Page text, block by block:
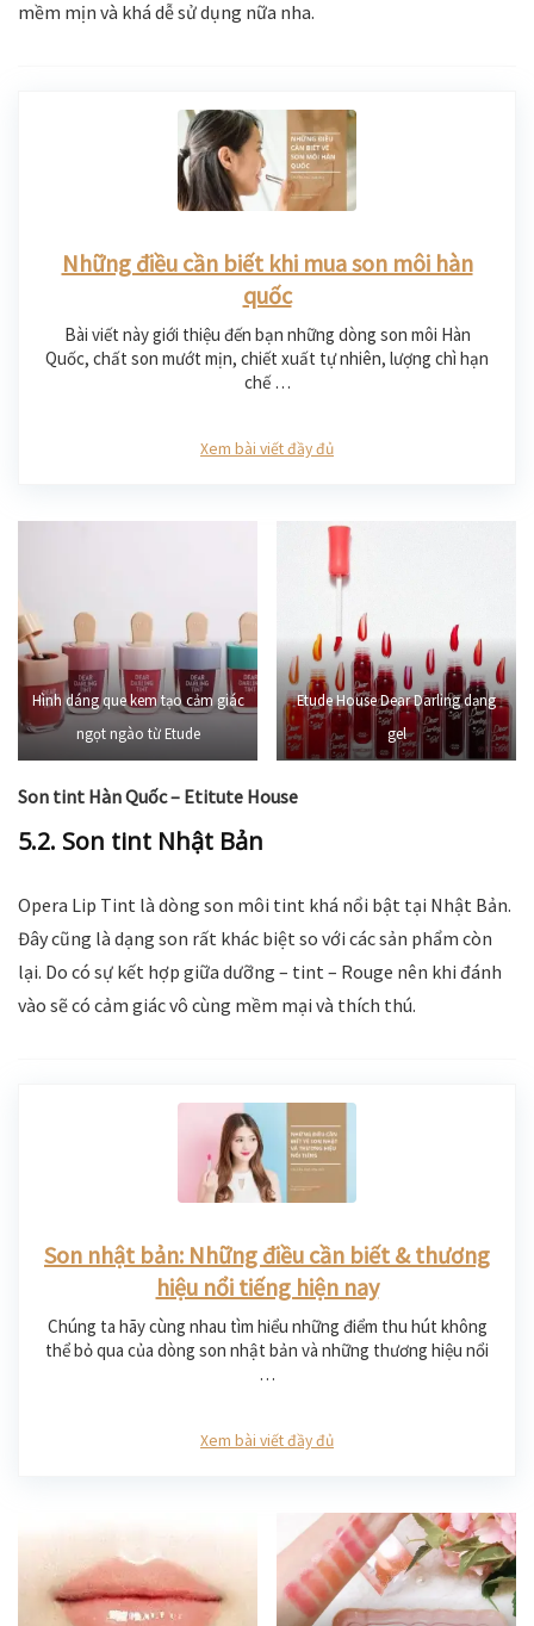
mềm mịn và khá dễ sử dụng nữa nha.
Những điều cần biết khi mua son môi hàn
quốc
Bài viết này giới thiệu đến bạn những dòng son môi Hàn
Quốc, chất son mướt mịn, chiết xuất tự nhiên, lượng chì hạn
chế …
Xem bài viết đầy đủ
Hình dáng que kem tạo cảm giác
ngọt ngào từ Etude
Etude House Dear Darling dạng
gel
Son tint Hàn Quốc – Etitute House
5.2. Son tint Nhật Bản
Opera Lip Tint là dòng son môi tint khá nổi bật tại Nhật Bản.
Đây cũng là dạng son rất khác biệt so với các sản phẩm còn
lại. Do có sự kết hợp giữa dưỡng – tint – Rouge nên khi đánh
vào sẽ có cảm giác vô cùng mềm mại và thích thú.
Son nhật bản: Những điều cần biết & thương
hiệu nổi tiếng hiện nay
Chúng ta hãy cùng nhau tìm hiểu những điểm thu hút không
thể bỏ qua của dòng son nhật bản và những thương hiệu nổi
…
Xem bài viết đầy đủ